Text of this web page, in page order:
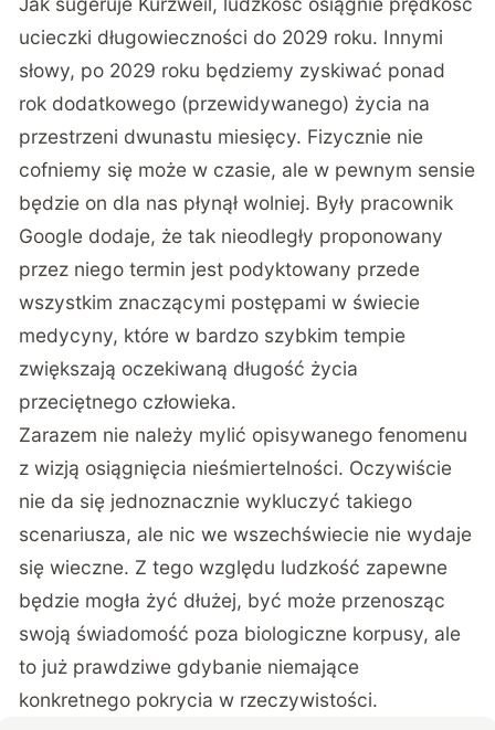
ucieczki długowieczności do 2029 roku. Innymi
słowy, po 2029 roku będziemy zyskiwać ponad
rok dodatkowego (przewidywanego) życia na
przestrzeni dwunastu miesięcy. Fizycznie nie
cofniemy się może w czasie, ale w pewnym sensie
będzie on dla nas płynął wolniej. Były pracownik
Google dodaje, że tak nieodległy proponowany
przez niego termin jest podyktowany przede
wszystkim znaczącymi postępami w świecie
medycyny, które w bardzo szybkim tempie
zwiększają oczekiwaną długość życia
przeciętnego człowieka.
Zarazem nie należy mylić opisywanego fenomenu
z wizją osiągnięcia nieśmiertelności. Oczywiście
nie da się jednoznacznie wykluczyć takiego
scenariusza, ale nic we wszechświecie nie wydaje
się wieczne. Z tego względu ludzkość zapewne
będzie mogła żyć dłużej, być może przenosząc
swoją świadomość poza biologiczne korpusy, ale
to już prawdziwe gdybanie niemające
konkretnego pokrycia w rzeczywistości.